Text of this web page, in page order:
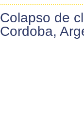
Colapso de
Cordoba,